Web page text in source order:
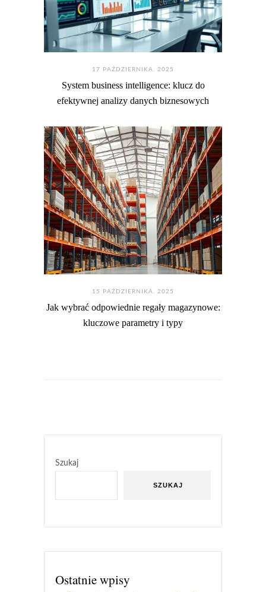
17 PAŹDZIERNIKA. 2025
System business intelligence: klucz do
efektywnej analizy danych biznesowych
15 PAŹDZIERNIKA. 2025
Jak wybrać odpowiednie regały magazynowe:
kluczowe parametry i typy
Szukaj
SZUKAJ
Ostatnie wpisy